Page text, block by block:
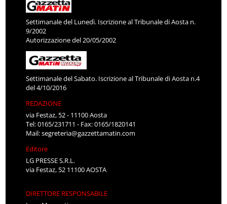
Settimanale del Lunedì. Iscrizione al Tribunale di Aosta n.
9/2002
Autorizzazione del 20/05/2002
Settimanale del Sabato. Iscrizione al Tribunale di Aosta n.4
del 4/10/2016
REDAZIONE
via Festaz, 52 - 11100 Aosta
Tel: 0165/231711 - Fax: 0165/1820141
Mail:segreteria@gazzettamatin.com
Editore
LG PRESSE S.R.L.
via Festaz, 52 11100 AOSTA
DIRETTORE RESPONSABILE